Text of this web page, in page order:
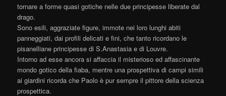
tornare a forme quasi gotiche nelle due principesse liberate dal
drago.
Sono esili, aggraziate figure, immote nei loro lunghi abiti
panneggiati, dai profili delicati e fini, che tanto ricordano le
pisanelliane principesse di S.Anastasia e di Louvre.
Intorno ad esse ancora si affaccia il misterioso ed affascinante
mondo gotico della fiaba, mentre una prospettiva di campi simili
ai giardini ricorda che Paolo è pur sempre il pittore della scienza
prospettica.